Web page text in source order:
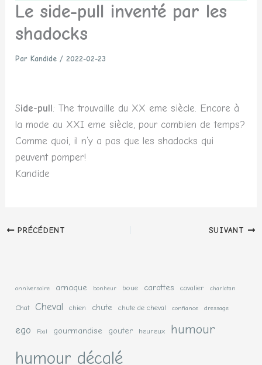
Le side-pull inventé par les
shadocks
Par Kandide/2022-02-23
Side-pull: The trouvaille du XX eme siècle. Encore à
la mode au XXI eme siècle, pour combien de temps?
Comme quoi, il n’y a pas que les shadocks qui
peuvent pomper!
Kandide
PRÉCÉDENT SUIVANT
anniversaire arnaque bonheur boue carottes cavalier charlatan
Chat Cheval chien chute chute de cheval confiance dressage
ego Foal gourmandise gouter heureux humour
humour décalé